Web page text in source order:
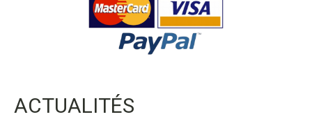
ACTUALITÉS